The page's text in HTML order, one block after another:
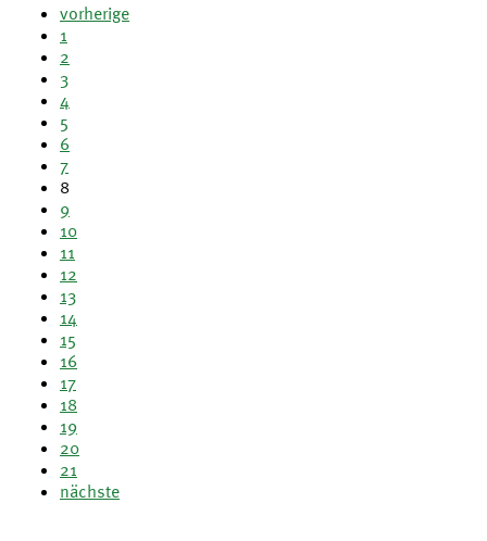
vorherige
1
2
3
4
5
6
7
8
9
10
11
12
13
14
15
16
17
18
19
20
21
nächste